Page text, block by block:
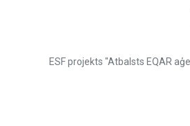
ESF projekts "Atbalsts EQAR